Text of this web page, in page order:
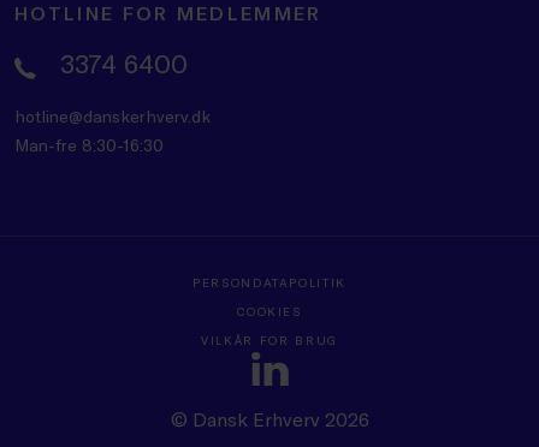
HOTLINE FOR MEDLEMMER
3374 6400
hotline@danskerhverv.dk
Man-fre 8:30-16:30
© Dansk Erhverv 2026
PERSONDATAPOLITIK
COOKIES
VILKÅR FOR BRUG